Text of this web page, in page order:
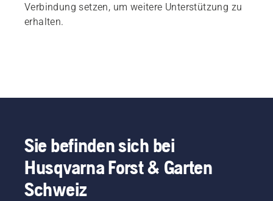
Verbindung setzen, um weitere Unterstützung zu
erhalten.
Sie befinden sich bei
Husqvarna Forst & Garten
Schweiz